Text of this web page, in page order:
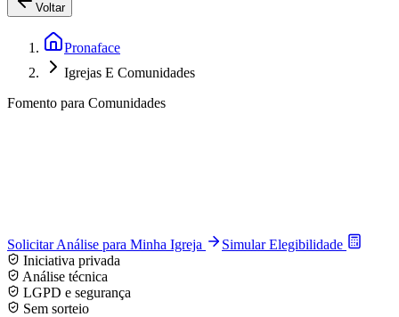
Voltar
Pronaface
Igrejas E Comunidades
Fomento para Comunidades
Solicitar Análise para Minha Igreja
Simular Elegibilidade
Iniciativa privada
Análise técnica
LGPD e segurança
Sem sorteio